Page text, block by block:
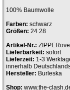
100% Baumwolle
Farben: schwarz
Größen: 24 28
Artikel-Nr.:
Lieferbarkeit: sofort
Lieferzeit: 1-3
innerhalb
Hersteller: Burleska
Shop: www.the-